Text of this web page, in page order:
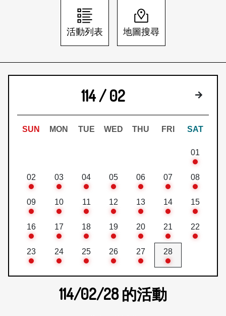
活動列表 地圖搜尋
114 / 02 下個月
SUN MON TUE WED THU FRI SAT
01
02 03 04 05 06 07 08
09 10 11 12 13 14 15
16 17 18 19 20 21 22
23 24 25 26 27 28
114/02/28的活動